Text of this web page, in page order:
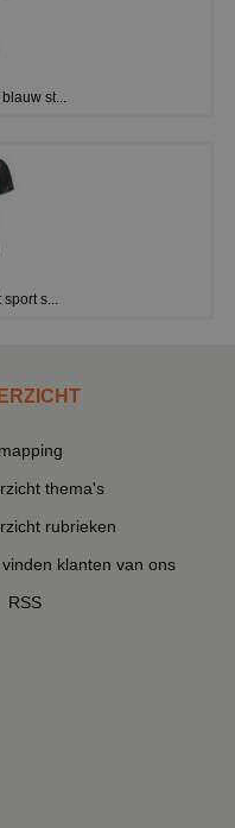
st...
sport s...
thema's
rubrieken
vinden klanten van ons
RSS